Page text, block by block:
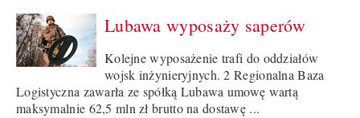
Lubawa wyposaży saperów
Kolejne wyposażenie trafi do oddziałów
wojsk inżynieryjnych. 2 Regionalna Baza
Logistyczna zawarła ze spółką Lubawa umowę wartą
maksymalnie 62,5 mln zł brutto na dostawę ...